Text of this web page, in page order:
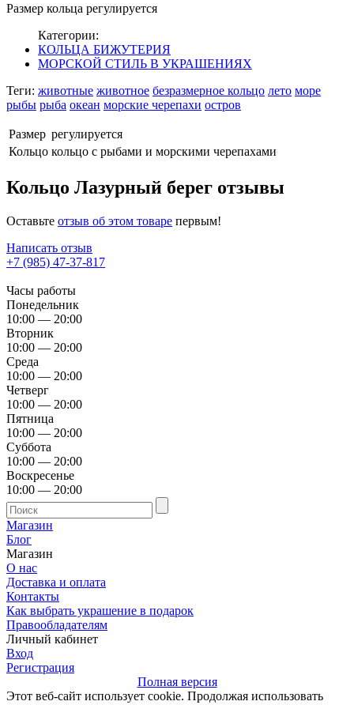
Размер кольца регулируется
Категории:
КОЛЬЦА БИЖУТЕРИЯ
МОРСКОЙ СТИЛЬ В УКРАШЕНИЯХ
Теги: животные животное безразмерное кольцо лето море
рыбы рыба океан морские черепахи остров
Размер регулируется
Кольцо кольцо с рыбами и морскими черепахами
Кольцо Лазурный берег отзывы
Оставьте отзыв об этом товаре первым!
Написать отзыв
+7 (985) 47-37-817
Часы работы
Понедельник
10:00 — 20:00
Вторник
10:00 — 20:00
Среда
10:00 — 20:00
Четверг
10:00 — 20:00
Пятница
10:00 — 20:00
Суббота
10:00 — 20:00
Воскресенье
10:00 — 20:00
Магазин
Блог
Магазин
О нас
Доставка и оплата
Контакты
Как выбрать украшение в подарок
Правообладателям
Личный кабинет
Вход
Регистрация
Полная версия
Этот веб-сайт использует cookie. Продолжая использовать